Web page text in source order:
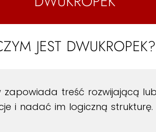
JEST DWUKROPEK?
treść rozwijającą
i nadać im logiczną strukturę.